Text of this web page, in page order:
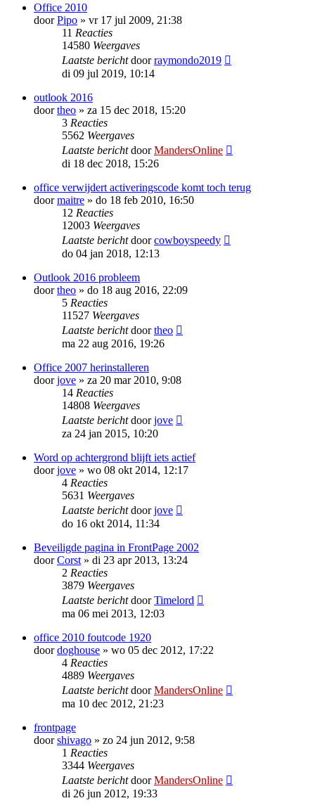
Office 2010
doorPipo » vr 17 jul 2009, 21:38
11 Reacties
14580 Weergaves
Laatste berichtdoorraymondo2019
di 09 jul 2019, 10:14
outlook 2016
doortheo » za 15 dec 2018, 15:20
3 Reacties
5562 Weergaves
Laatste berichtdoorMandersOnline
di 18 dec 2018, 15:26
office verwijdert activeringscode komt toch terug
doormaitre » do 18 feb 2010, 16:50
12 Reacties
12003 Weergaves
Laatste berichtdoorcowboyspeedy
do 04 jan 2018, 12:13
Outlook 2016 probleem
doortheo » do 18 aug 2016, 22:09
5 Reacties
11527 Weergaves
Laatste berichtdoortheo
ma 22 aug 2016, 19:26
Office 2007 herinstalleren
doorjove » za 20 mar 2010, 9:08
14 Reacties
14808 Weergaves
Laatste berichtdoorjove
za 24 jan 2015, 10:20
Word op achtergrond blijft iets actief
doorjove » wo 08 okt 2014, 12:17
4 Reacties
5631 Weergaves
Laatste berichtdoorjove
do 16 okt 2014, 11:34
Beveiligde pagina in FrontPage 2002
doorCorst » di 23 apr 2013, 13:24
2 Reacties
3879 Weergaves
Laatste berichtdoorTimelord
ma 06 mei 2013, 12:03
office 2010 foutcode 1920
doordoghouse » wo 05 dec 2012, 17:22
4 Reacties
4889 Weergaves
Laatste berichtdoorMandersOnline
ma 10 dec 2012, 21:23
frontpage
doorshivago » zo 24 jun 2012, 9:58
1 Reacties
3344 Weergaves
Laatste berichtdoorMandersOnline
di 26 jun 2012, 19:33